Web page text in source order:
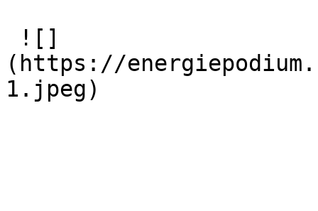
(https://